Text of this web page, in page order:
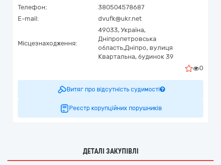
Телефон:
380504578687
E-mail:
dvufk@ukr.net
Місцезнаходження:
49033, Україна,
Дніпропетровська
область,Дніпро, вулиця
Квартальна, будинок 39
0
Витяг про відсутність судимості
Реєстр корупційних порушників
ДЕТАЛІ ЗАКУПІВЛІ